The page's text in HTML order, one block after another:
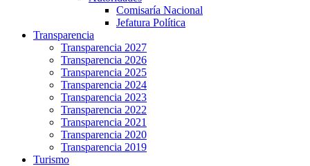
Comisaría Nacional
Jefatura Política
Transparencia
Transparencia 2027
Transparencia 2026
Transparencia 2025
Transparencia 2024
Transparencia 2023
Transparencia 2022
Transparencia 2021
Transparencia 2020
Transparencia 2019
Turismo